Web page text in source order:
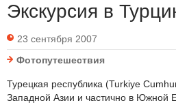
Экскурсия в
23 сентября 2007
Фотопутешествия
Турецкая республика (Turkiye
Западной Азии и частично в Южной